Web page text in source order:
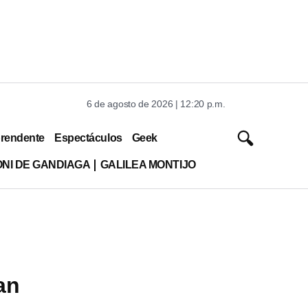
6 de agosto de 2026 | 12:20 p.m.
Espectáculos Geek
DE GANDIAGA GALILEA MONTIJO